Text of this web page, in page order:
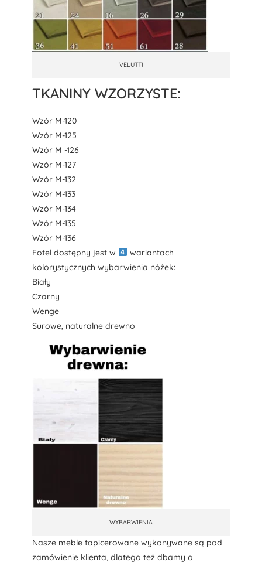
VELUTTI
TKANINY WZORZYSTE:
Wzór M-120
Wzór M-125
Wzór M -126
Wzór M-127
Wzór M-132
Wzór M-133
Wzór M-134
Wzór M-135
Wzór M-136
Fotel dostępny jest w
wariantach
kolorystycznych wybarwienia nóżek:
Biały
Czarny
Wenge
Surowe, naturalne drewno
WYBARWIENIA
Nasze meble tapicerowane wykonywane są pod
zamówienie klienta, dlatego też dbamy o